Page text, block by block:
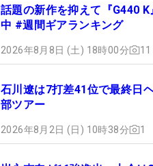
話題の新作を抑えて『G440
中 #週間ギアランキング
2026年8月8日 (土) 18時00分 11
石川遼は7打差41位で最終日
部ツアー
2026年8月2日 (日) 10時38分 1